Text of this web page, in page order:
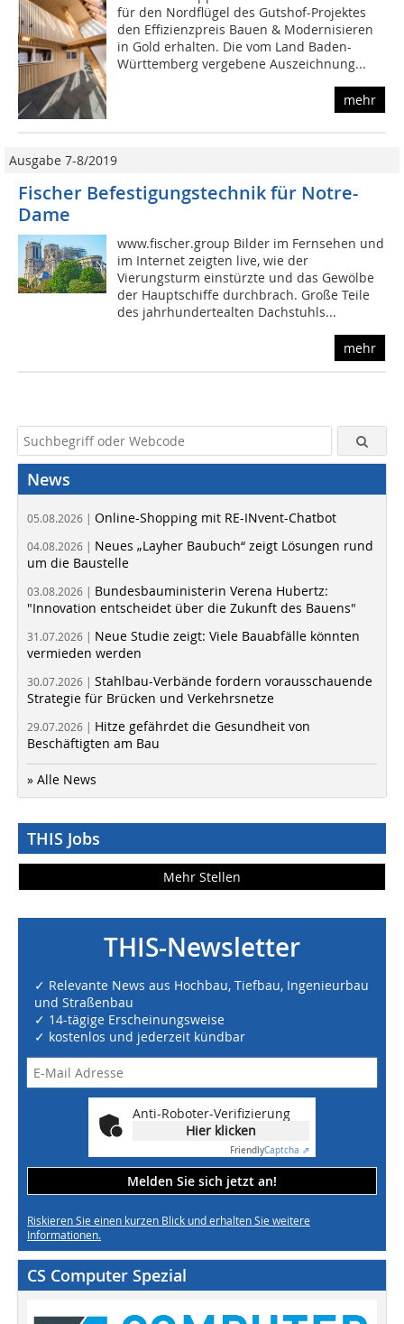
für den Nordflügel des Gutshof-Projektes
den Effizienzpreis Bauen & Modernisieren
in Gold erhalten. Die vom Land Baden-
Württemberg vergebene Auszeichnung...
mehr
Ausgabe 7-8/2019
Fischer Befestigungstechnik für Notre-
Dame
www.fischer.group Bilder im Fernsehen und
im Internet zeigten live, wie der
Vierungsturm einstürzte und das Gewölbe
der Hauptschiffe durchbrach. Große Teile
des jahrhundertealten Dachstuhls...
mehr
News
05.08.2026 | Online-Shopping mit RE-INvent-Chatbot
04.08.2026 | Neues „Layher Baubuch“ zeigt Lösungen rund
um die Baustelle
03.08.2026 | Bundesbauministerin Verena Hubertz:
"Innovation entscheidet über die Zukunft des Bauens"
31.07.2026 | Neue Studie zeigt: Viele Bauabfälle könnten
vermieden werden
30.07.2026 | Stahlbau-Verbände fordern vorausschauende
Strategie für Brücken und Verkehrsnetze
29.07.2026 | Hitze gefährdet die Gesundheit von
Beschäftigten am Bau
» Alle News
THIS Jobs
Mehr Stellen
THIS-Newsletter
✓ Relevante News aus Hochbau, Tiefbau, Ingenieurbau
und Straßenbau
✓ 14-tägige Erscheinungsweise
✓ kostenlos und jederzeit kündbar
Anti-Roboter-Verifizierung
Hier klicken
FriendlyCaptcha ⇗
Melden Sie sich jetzt an!
Riskieren Sie einen kurzen Blick und erhalten Sie weitere
Informationen.
CS Computer Spezial